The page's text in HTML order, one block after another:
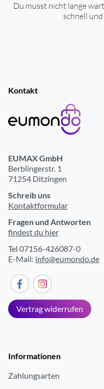
Du musst nicht lange
schnell
Kontakt
EUMAX GmbH
Berblingerstr. 1
71254 Ditzingen
Schreib uns
Kontaktformular
Fragen und Antworten
findest du hier
Tel 07156-426087-0
E-Mail: info@eumondo.de
Vertrag widerrufen
Informationen
Zahlungsarten